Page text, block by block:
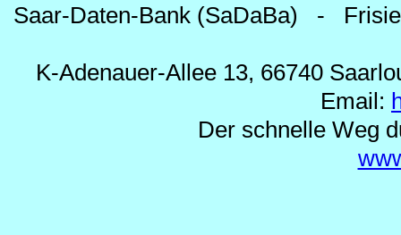
Saar-Daten-Bank (SaDaBa) -
K-Adenauer-Allee 13, 66740
Email:
Der schnelle Weg